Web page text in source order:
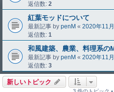
返信数: 2
紅葉モッドについて
最新記事 by penM « 2020年11
返信数: 1
和風建築、農業、料理系の
最新記事 by penM « 2020年11
返信数: 3
新しいトピック